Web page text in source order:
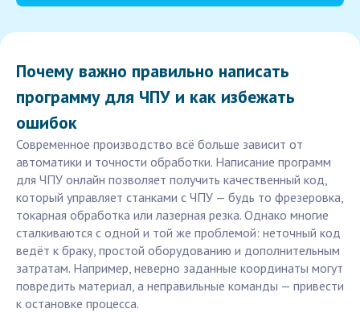
Почему важно правильно написать
программу для ЧПУ и как избежать
ошибок
Современное производство всё больше зависит от
автоматики и точности обработки. Написание программ
для ЧПУ онлайн позволяет получить качественный код,
который управляет станками с ЧПУ — будь то фрезеровка,
токарная обработка или лазерная резка. Однако многие
сталкиваются с одной и той же проблемой: неточный код
ведёт к браку, простой оборудованию и дополнительным
затратам. Например, неверно заданные координаты могут
повредить материал, а неправильные команды — привести
к остановке процесса.